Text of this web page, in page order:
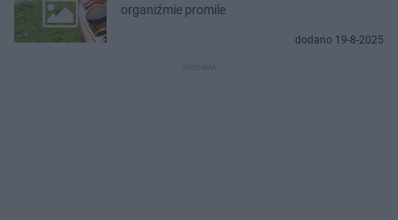
organiźmie promile
dodano 19-8-2025